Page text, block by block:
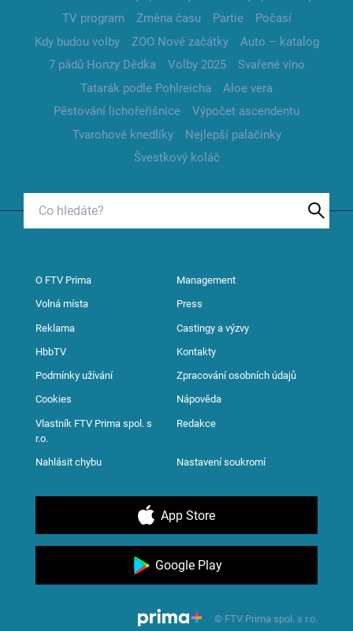
TV program
Změna času Partie
Počasí
Kdy budou volby
ZOO Nové začátky
Auto – katalog
7 pádů Honzy Dědka
Volby 2025
Svařené víno
Tatarák podle Pohlreicha
Aloe vera
Pěstování lichořeřišnice
Výpočet ascendentu
Tvarohové knedlíky
Nejlepší palačinky
Švestkový koláč
O FTV Prima Management
Volná místa Press
Reklama Castingy a výzvy
HbbTV Kontakty
Podmínky užívání Zpracování osobních údajů
Cookies Nápověda
Vlastník FTV Prima spol. s
r.o.
Redakce
Nahlásit chybu Nastavení soukromí
App Store
Google Play
© FTV Prima spol. s r.o.